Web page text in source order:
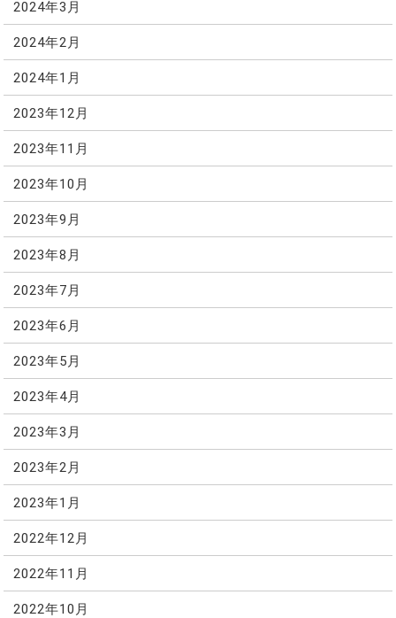
2024年3月
2024年2月
2024年1月
2023年12月
2023年11月
2023年10月
2023年9月
2023年8月
2023年7月
2023年6月
2023年5月
2023年4月
2023年3月
2023年2月
2023年1月
2022年12月
2022年11月
2022年10月